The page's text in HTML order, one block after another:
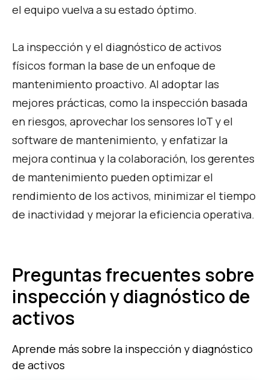
el equipo vuelva a su estado óptimo.
La inspección y el diagnóstico de activos
físicos forman la base de un enfoque de
mantenimiento proactivo. Al adoptar las
mejores prácticas, como la inspección basada
en riesgos, aprovechar los sensores IoT y el
software de mantenimiento, y enfatizar la
mejora continua y la colaboración, los gerentes
de mantenimiento pueden optimizar el
rendimiento de los activos, minimizar el tiempo
de inactividad y mejorar la eficiencia operativa.
Preguntas frecuentes sobre
inspección y diagnóstico de
activos
Aprende más sobre la inspección y diagnóstico
de activos